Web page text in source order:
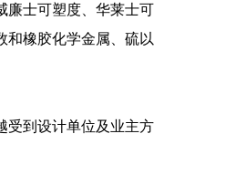
廉士可塑度、华莱士可
和橡胶化学金属、硫以
受到设计单位及业主方